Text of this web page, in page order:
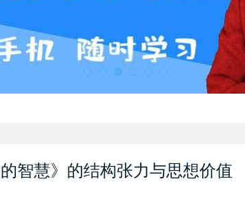
智慧》的结构张力与思想价值